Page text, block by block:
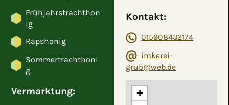
Frühjahrstrachthon
ig
Rapshonig
Sommertrachthoni
g
Vermarktung:
Kontakt:
015908432174
imkerei-
grub@web.de
+